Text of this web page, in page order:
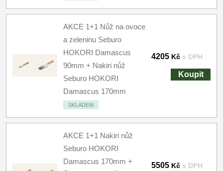
AKCE 1+1 Nůž na ovoce
a zeleninu Seburo
HOKORI Damascus
90mm + Nakiri nůž
Seburo HOKORI
Damascus 170mm
SKLADEM
4205 Kč s DPH
Koupit
AKCE 1+1 Nakiri nůž
Seburo HOKORI
Damascus 170mm +
5505 Kč s DPH